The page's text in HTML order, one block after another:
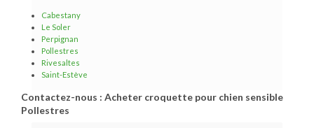
Cabestany
Le Soler
Perpignan
Pollestres
Rivesaltes
Saint-Estève
Contactez-nous : Acheter croquette pour chien sensible
Pollestres